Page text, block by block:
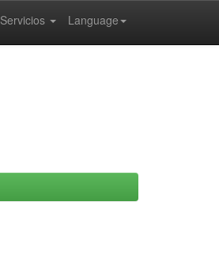
Language
Servicios